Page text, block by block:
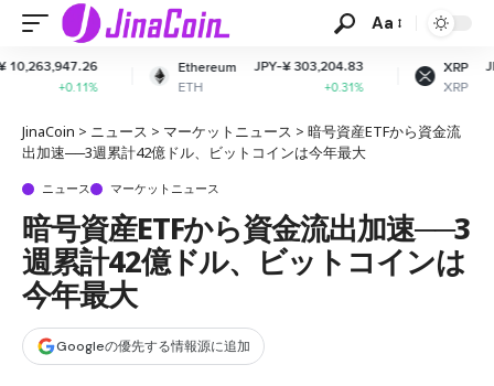
Aa
Ethereum
ETH
JPY-¥ 303,204.83
+0.31%
XRP
XRP
JPY-¥ 164.58
+1.51%
JinaCoin > ニュース > マーケットニュース > 暗号資産ETFから資金流
出加速──3週累計42億ドル、ビットコインは今年最大
ニュース マーケットニュース
暗号資産ETFから資金流出加速──3
週累計42億ドル、ビットコインは
今年最大
Googleの優先する情報源に追加